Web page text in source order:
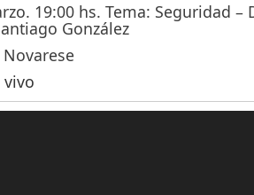
19:00 hs. Tema: Seguridad –
González